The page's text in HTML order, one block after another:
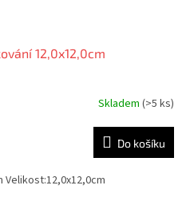
12,0x12,0cm
Skladem (>5 ks)
Do košíku
Velikost:12,0x12,0cm